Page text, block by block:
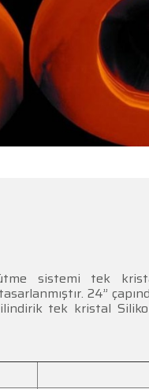
sistemi tek
24”
tek kristal